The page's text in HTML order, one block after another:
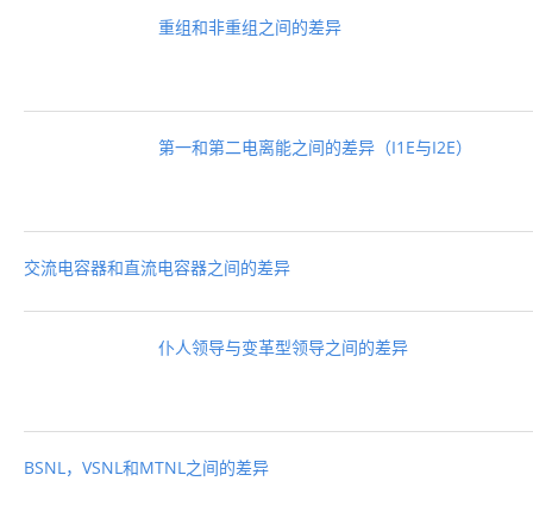
重组和非重组之间的差异
第一和第二电离能之间的差异（I1E与I2E）
交流电容器和直流电容器之间的差异
仆人领导与变革型领导之间的差异
BSNL，VSNL和MTNL之间的差异